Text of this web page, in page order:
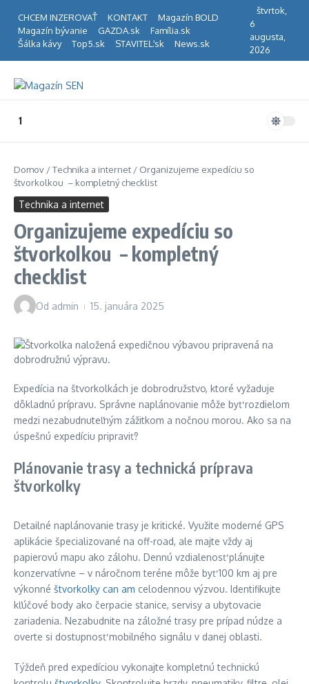
CHCEM INZEROVAŤ KONTAKT
Magazín BOLD
Magazín bývanie
GAZDA.sk
Família.sk
Šálka kávy
Top5.sk STAVITEĽ.sk News.sk
štvrtok,
6
augusta,
2026
1
Domov /Technika a internet / Organizujeme expedíciu so
štvorkolkou – kompletný checklist
Technika a internet
Organizujeme expedíciu so
štvorkolkou – kompletný
checklist
Od admin 15. januára 2025
Expedícia na štvorkolkách je dobrodružstvo, ktoré vyžaduje
dôkladnú prípravu. Správne naplánovanie môže byť rozdielom
medzi nezabudnuteľným zážitkom a nočnou morou. Ako sa na
úspešnú expedíciu pripraviť?
Plánovanie trasy a technická príprava
štvorkolky
Detailné naplánovanie trasy je kritické. Využite moderné GPS
aplikácie špecializované na off-road, ale majte vždy aj
papierovú mapu ako zálohu. Dennú vzdialenosť plánujte
konzervatívne – v náročnom teréne môže byť 100 km aj pre
výkonné štvorkolky can am celodennou výzvou. Identifikujte
kľúčové body ako čerpacie stanice, servisy a ubytovacie
zariadenia. Nezabudnite na záložné trasy pre prípad núdze a
overte si dostupnosť mobilného signálu v danej oblasti.
Týždeň pred expedíciou vykonajte kompletnú technickú